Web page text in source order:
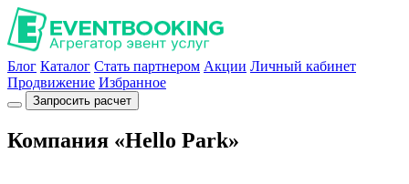
Блог Каталог Стать партнером Акции Личный кабинет
Продвижение Избранное
Запросить расчет
Компания «Hello Park»